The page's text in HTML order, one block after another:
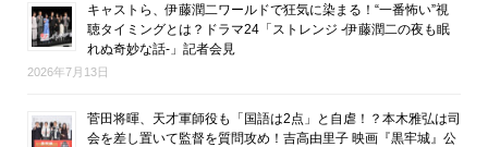
キャストら、伊藤潤二ワールドで狂気に染まる！“一番怖い”視
聴タイミングとは？ドラマ24「ストレンジ -伊藤潤二の夜も眠
れぬ奇妙な話-」記者会見
2026年7月13日
菅田将暉、天才軍師役も「国語は2点」と自虐！？本木雅弘は司
会を差し置いて監督を質問攻め！吉高由里子 映画『黒牢城』公